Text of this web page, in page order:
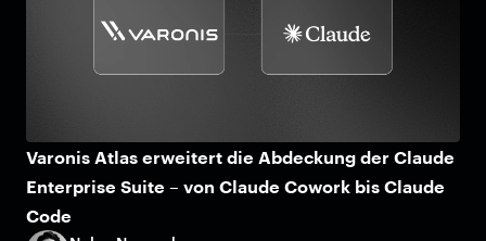
Varonis Atlas erweitert die Abdeckung der Claude
Enterprise Suite – von Claude Cowork bis Claude
Code